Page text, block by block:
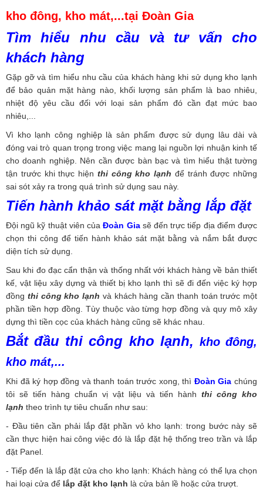
kho đông, kho mát,...tại Đoàn Gia
Tìm hiểu nhu cầu và tư vấn cho
khách hàng
Gặp gỡ và tìm hiểu nhu cầu của khách hàng khi sử dụng kho lạnh
để bảo quản mặt hàng nào, khối lượng sản phẩm là bao nhiêu,
nhiệt độ yêu cầu đối với loại sản phẩm đó cần đạt mức bao
nhiêu,...
Vì kho lạnh công nghiệp là sản phẩm được sử dụng lâu dài và
đóng vai trò quan trọng trong việc mang lại nguồn lợi nhuận kinh tế
cho doanh nghiệp. Nên cần được bàn bạc và tìm hiểu thật tường
tận trước khi thực hiện thi công kho lạnh để tránh được những
sai sót xảy ra trong quá trình sử dụng sau này.
Tiến hành khảo sát mặt bằng lắp đặt
Đội ngũ kỹ thuật viên củaĐoàn Giasẽ đến trực tiếp địa điểm được
chọn thi công để tiến hành khảo sát mặt bằng và nắm bắt được
diện tích sử dụng.
Sau khi đo đạc cẩn thận và thống nhất với khách hàng về bản thiết
kế, vật liệu xây dựng và thiết bị kho lạnh thì sẽ đi đến việc ký hợp
đồng thi công kho lạnh và khách hàng cần thanh toán trước một
phần tiền hợp đồng. Tùy thuộc vào từng hợp đồng và quy mô xây
dựng thì tiền cọc của khách hàng cũng sẽ khác nhau.
Bắt đầu thi công kho lạnh, kho đông,
kho mát,...
Khi đã ký hợp đồng và thanh toán trước xong, thì Đoàn Gia chúng
tôi sẽ tiến hàng chuẩn vị vật liệu và tiến hành thi công kho
lạnh theo trình tự tiêu chuẩn như sau:
- Đầu tiên cần phải lắp đặt phần vỏ kho lạnh: trong bước này sẽ
cần thực hiện hai công việc đó là lắp đặt hệ thống treo trần và lắp
đặt Panel.
- Tiếp đến là lắp đặt cửa cho kho lạnh: Khách hàng có thể lựa chọn
hai loại cửa để lắp đặt kho lạnh là cửa bản lề hoặc cửa trượt.